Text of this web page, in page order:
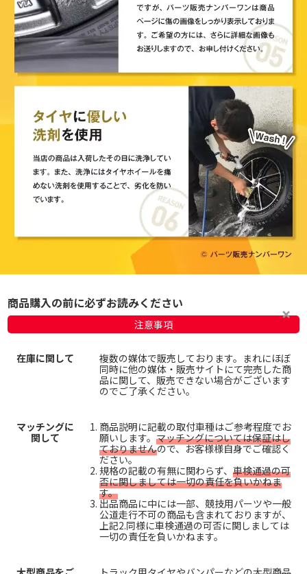
商品購入の前に必ずお読みください
注意事項
在庫に関して
複数の媒体で販売しております。まれにほぼ
同時に他の媒体・販売サイトにて完売した商
品に関して、販売できない場合がございます
のでご了承ください。
マッチングに
関して
商品説明に記載の取付車種はご参考程度でお
願いします。 マッチングについては保証はし
ておりませんので、お客様様自身でご確認く
ださい。
規格の記載の有無に関わらず、 車検通過の可
否に関しましては一切の責任を負いかねま
す。
出品商品に中には一部、競技用パーツや一般
公道走行不可の商品も含まれておりますが、
上記2.同様に車検通過の可否に関しましては
一切の責任を負いかねます。